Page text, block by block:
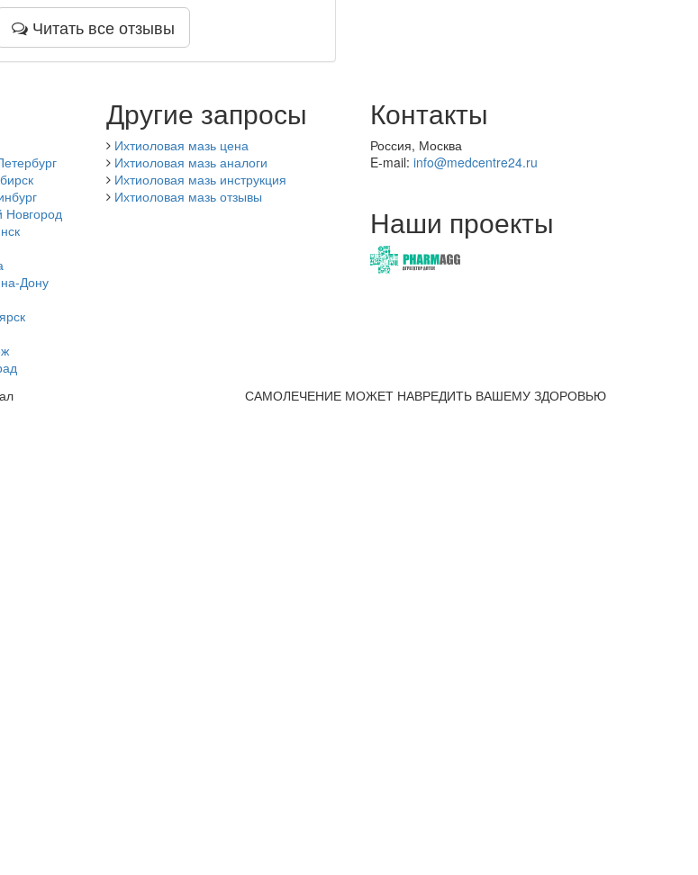
Читать все отзывы
Новгород
Дону
Другие запросы
Ихтиоловая мазь цена
Ихтиоловая мазь аналоги
Ихтиоловая мазь инструкция
Ихтиоловая мазь отзывы
Контакты
Россия, Москва
E-mail: info@medcentre24.ru
Наши проекты
САМОЛЕЧЕНИЕ МОЖЕТ НАВРЕДИТЬ ВАШЕМУ ЗДОРОВЬЮ